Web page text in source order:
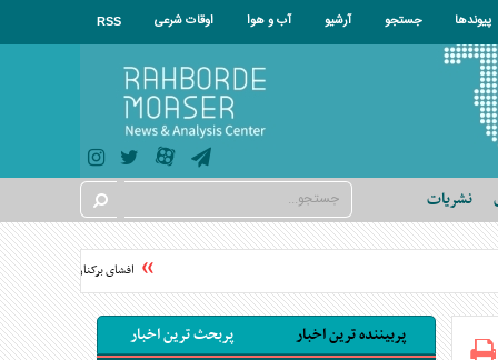
پیوندها جستجو آرشیو آب و هوا اوقات شرعی RSS
نشریات
افشای برکناری در موساد پس از
پربیننده ترین اخبار پربحث ترین اخبار